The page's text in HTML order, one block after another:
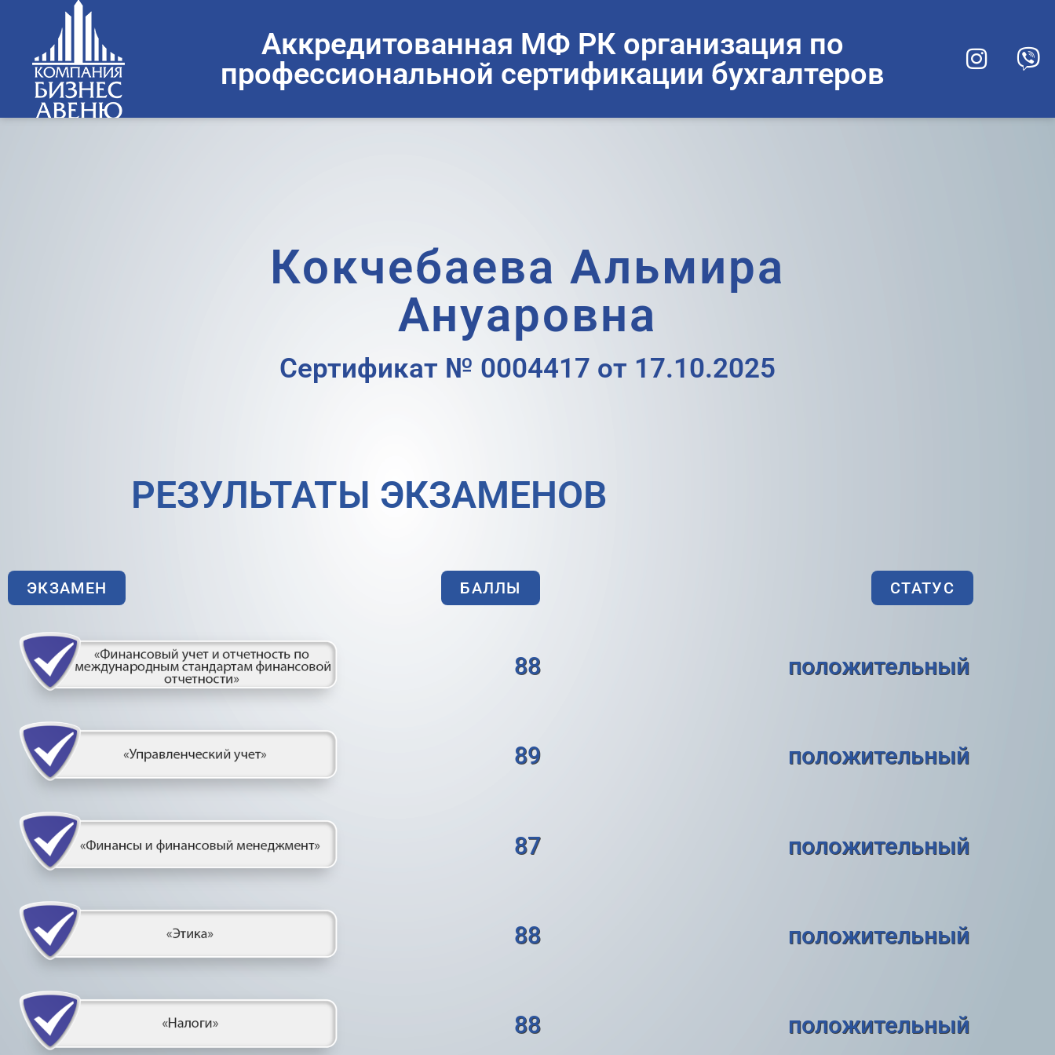
Аккредитованная МФ РК организация по
профессиональной сертификации бухгалтеров
Кокчебаева Альмира
Ануаровна
Сертификат № 0004417 от 17.10.2025
РЕЗУЛЬТАТЫ ЭКЗАМЕНОВ
ЭКЗАМЕН БАЛЛЫ СТАТУС
88 положительный
89 положительный
87 положительный
88 положительный
88 положительный